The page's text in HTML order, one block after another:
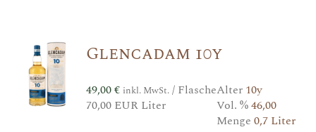
Glencadam 10y
49,00€ inkl. MwSt./ Flasche
70,00 EUR Liter
Alter 10y
Vol. %46,00
Menge 0,7 Liter